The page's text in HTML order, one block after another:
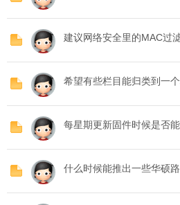
建议网络安全里的MAC过
希望有些栏目能归类到一
每星期更新固件时候是否
什么时候能推出一些华硕